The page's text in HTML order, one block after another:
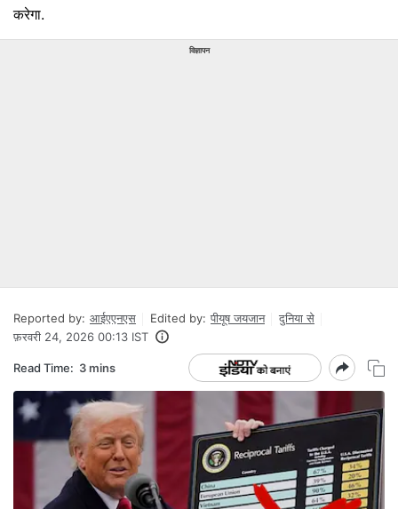
करेगा.
विज्ञापन
Reported by: आईएएनएस Edited by: पीयूष जयजान
दुनिया से
फ़रवरी 24, 2026 00:13 IST
Read Time: 3 mins